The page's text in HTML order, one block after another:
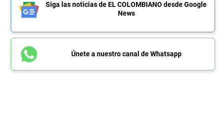
Siga las noticias de EL COLOMBIANO desde Google
News
Únete a nuestro canal de Whatsapp